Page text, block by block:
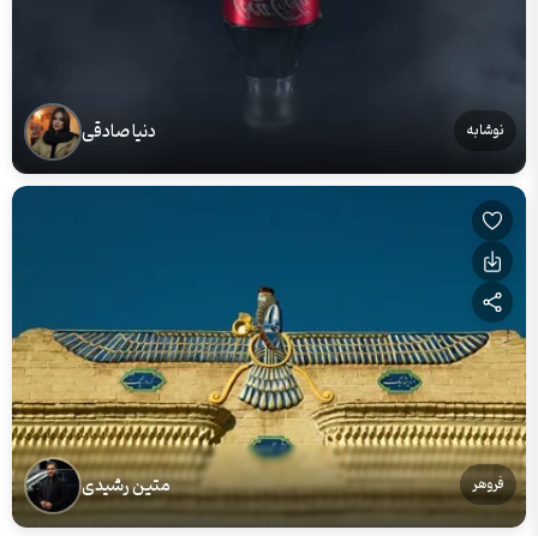
نوشابه دنیا صادقی
فروهر متین رشیدی